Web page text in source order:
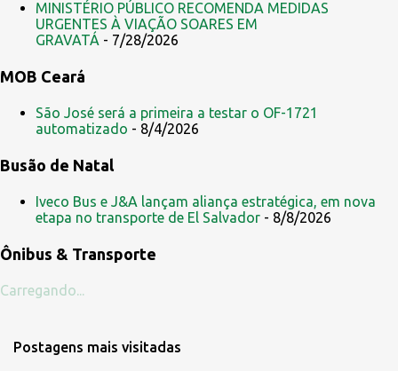
MINISTÉRIO PÚBLICO RECOMENDA MEDIDAS
URGENTES À VIAÇÃO SOARES EM
GRAVATÁ - 7/28/2026
MOB Ceará
São José será a primeira a testar o OF-1721
automatizado - 8/4/2026
Busão de Natal
Iveco Bus e J&A lançam aliança estratégica, em nova
etapa no transporte de El Salvador - 8/8/2026
Ônibus & Transporte
Carregando...
Postagens mais visitadas